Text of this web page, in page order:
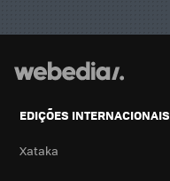
EDIÇÕES INTERNACIONAIS
Xataka